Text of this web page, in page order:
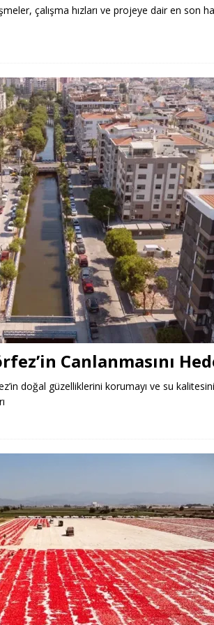
çalışma hızları ve projeye dair en son
Canlanmasını
doğal güzelliklerini korumayı ve su